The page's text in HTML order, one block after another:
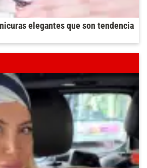
elegantes que son tendencia